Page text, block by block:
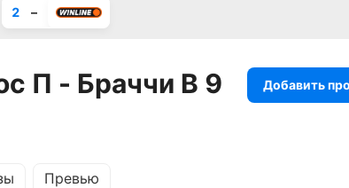
2 –
П - Браччи В 9
Добавить
Превью